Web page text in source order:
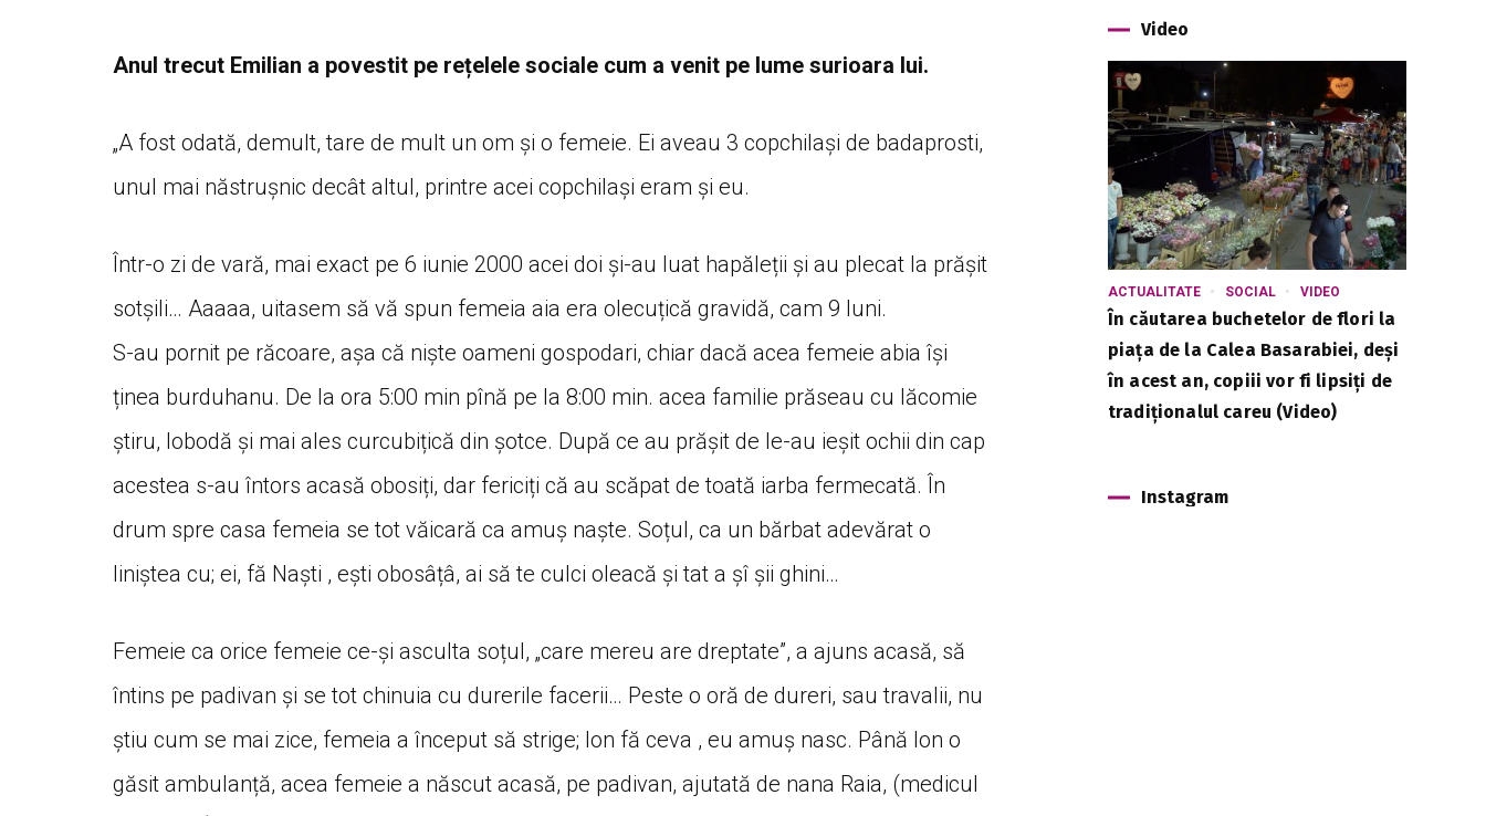
Anul trecut Emilian a povestit pe rețelele sociale cum a venit pe lume surioara lui.
„A fost odată, demult, tare de mult un om și o femeie. Ei aveau 3 copchilași de badaprosti,
unul mai năstrușnic decât altul, printre acei copchilași eram și eu.
Într-o zi de vară, mai exact pe 6 iunie 2000 acei doi și-au luat hapăleții și au plecat la prășit
sotșili… Aaaaa, uitasem să vă spun femeia aia era olecuțică gravidă, cam 9 luni.
S-au pornit pe răcoare, așa că niște oameni gospodari, chiar dacă acea femeie abia își
ținea burduhanu. De la ora 5:00 min pînă pe la 8:00 min. acea familie prăseau cu lăcomie
știru, lobodă și mai ales curcubițică din șotce. După ce au prășit de le-au ieșit ochii din cap
acestea s-au întors acasă obosiți, dar fericiți că au scăpat de toată iarba fermecată. În
drum spre casa femeia se tot văicară ca amuș naște. Soțul, ca un bărbat adevărat o
liniștea cu; ei, fă Naști , ești obosâțâ, ai să te culci oleacă și tat a șî șii ghini…
Femeie ca orice femeie ce-și asculta soțul, „care mereu are dreptate”, a ajuns acasă, să
întins pe padivan și se tot chinuia cu durerile facerii… Peste o oră de dureri, sau travalii, nu
știu cum se mai zice, femeia a început să strige; Ion fă ceva , eu amuș nasc. Până Ion o
găsit ambulanță, acea femeie a născut acasă, pe padivan, ajutată de nana Raia, (medicul
Video
ACTUALITATE SOCIAL VIDEO
În căutarea buchetelor de flori la
piața de la Calea Basarabiei, deși
în acest an, copiii vor fi lipsiți de
tradiționalul careu (Video)
Instagram